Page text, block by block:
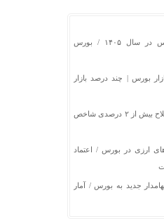
نخستین هفته منفی بورس در سال ۱۴۰۵ / بورس
بورس | چند درصد بازار
بورس در بحبوحه جنگ | اصلاح بیش از ۲ درصدی شاخص
ارزی در بورس / اعتماد
۱۶۰ هزار سهامدار جدید به بورس / آمار